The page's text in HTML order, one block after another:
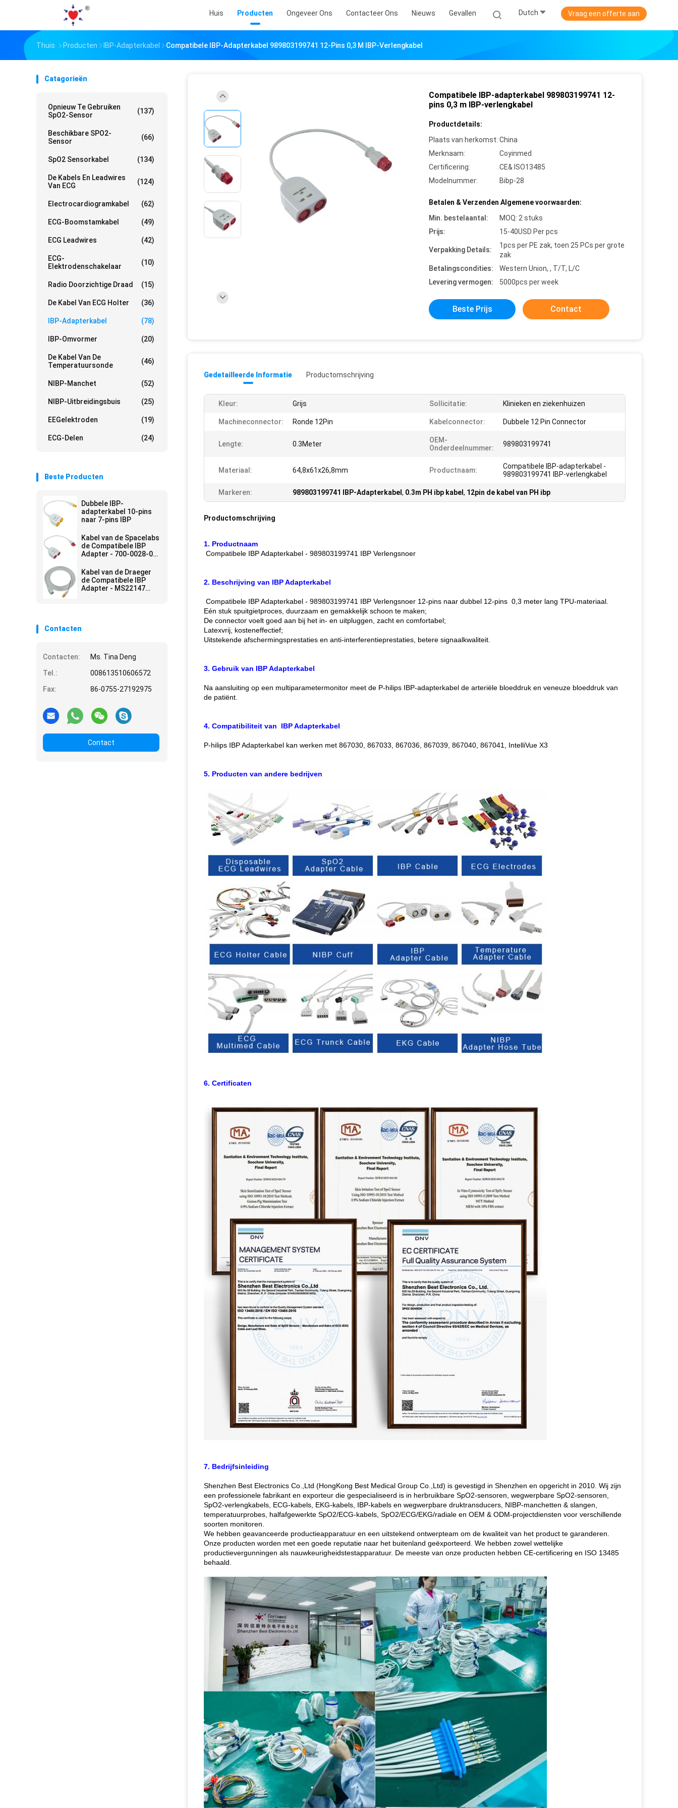
Huis Producten Ongeveer Ons Contacteer Ons Nieuws Gevallen Dutch Vraag een offerte aan
Thuis Producten IBP-Adapterkabel Compatibele IBP-Adapterkabel 989803199741 12-Pins 0,3 M IBP-Verlengkabel
Catagorieën
Opnieuw Te Gebruiken
SpO2-Sensor
(137)
Beschikbare SPO2-
Sensor
(66)
SpO2 Sensorkabel (134)
De Kabels En Leadwires
Van ECG
(124)
Electrocardiogramkabel (62)
ECG-Boomstamkabel (49)
ECG Leadwires (42)
ECG-
Elektrodenschakelaar
(10)
Radio Doorzichtige Draad (15)
De Kabel Van ECG Holter (36)
IBP-Adapterkabel (78)
IBP-Omvormer (20)
De Kabel Van De
Temperatuursonde
(46)
NIBP-Manchet (52)
NIBP-Uitbreidingsbuis (25)
EEGelektroden (19)
ECG-Delen (24)
Beste Producten
Dubbele IBP-
adapterkabel 10-pins
naar 7-pins IBP
Kabel van de Spacelabs
de Compatibele IBP
Adapter - 700-0028-00
Kabel van de Draeger
de Compatibele IBP
Adapter - MS22147
Contacten
Contacten:
Ms. Tina Deng
Tel.:
008613510606572
Fax:
86-0755-27192975
Contact
Compatibele IBP-adapterkabel 989803199741 12-
pins 0,3 m IBP-verlengkabel
Productdetails:
Plaats van herkomst: China
Merknaam:
Coyinmed
Certificering:
CE& ISO13485
Modelnummer:
Bibp-28
Betalen & Verzenden Algemene voorwaarden:
Min. bestelaantal:
MOQ: 2 stuks
Prijs:
15-40USD Per pcs
Verpakking Details:
1pcs per PE zak, toen 25 PCs per grote
zak
Betalingscondities:
Western Union, , T/T, L/C
Levering vermogen:
5000pcs per week
Beste Prijs Contact
Gedetailleerde Informatie Productomschrijving
Kleur: Grijs Sollicitatie: Klinieken en ziekenhuizen
Machineconnector: Ronde 12Pin Kabelconnector: Dubbele 12 Pin Connector
Lengte: 0.3Meter
OEM-
Onderdeelnummer:
989803199741
Materiaal: 64,8x61x26,8mm Productnaam:
Compatibele IBP-adapterkabel -
989803199741 IBP-verlengkabel
Markeren: 989803199741 IBP-Adapterkabel , 0.3m PH ibp kabel , 12pin de kabel van PH ibp
Productomschrijving
1. Productnaam
Compatibele IBP Adapterkabel - 989803199741 IBP Verlengsnoer
2. Beschrijving van IBP Adapterkabel
Compatibele IBP Adapterkabel - 989803199741 IBP Verlengsnoer 12-pins naar dubbel 12-pins 0,3 meter lang TPU-materiaal.
Eén stuk spuitgietproces, duurzaam en gemakkelijk schoon te maken;
De connector voelt goed aan bij het in- en uitpluggen, zacht en comfortabel;
Latexvrij, kosteneffectief;
Uitstekende afschermingsprestaties en anti-interferentieprestaties, betere signaalkwaliteit.
3. Gebruik van IBP Adapterkabel
Na aansluiting op een multiparametermonitor meet de P-hilips IBP-adapterkabel de arteriële bloeddruk en veneuze bloeddruk van
de patiënt.
4. Compatibiliteit van IBP Adapterkabel
P-hilips IBP Adapterkabel kan werken met 867030, 867033, 867036, 867039, 867040, 867041, IntelliVue X3
5. Producten van andere bedrijven
6. Certificaten
7. Bedrijfsinleiding
Shenzhen Best Electronics Co.,Ltd (HongKong Best Medical Group Co.,Ltd) is gevestigd in Shenzhen en opgericht in 2010. Wij zijn
een professionele fabrikant en exporteur die gespecialiseerd is in herbruikbare SpO2-sensoren, wegwerpbare SpO2-sensoren,
SpO2-verlengkabels, ECG-kabels, EKG-kabels, IBP-kabels en wegwerpbare druktransducers, NIBP-manchetten & slangen,
temperatuurprobes, halfafgewerkte SpO2/ECG-kabels, SpO2/ECG/EKG/radiale en OEM & ODM-projectdiensten voor verschillende
soorten monitoren.
We hebben geavanceerde productieapparatuur en een uitstekend ontwerpteam om de kwaliteit van het product te garanderen.
Onze producten worden met een goede reputatie naar het buitenland geëxporteerd. We hebben zowel wettelijke
productievergunningen als nauwkeurigheidstestapparatuur. De meeste van onze producten hebben CE-certificering en ISO 13485
behaald.